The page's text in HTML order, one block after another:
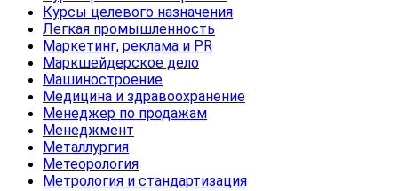
Курсы целевого назначения
Легкая промышленность
Маркетинг, реклама и PR
Маркшейдерское дело
Машиностроение
Медицина и здравоохранение
Менеджер по продажам
Менеджмент
Металлургия
Метеорология
Метрология и стандартизация